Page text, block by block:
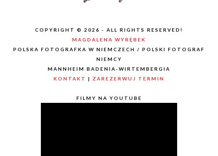
COPYRIGHT © 2026 - ALL RIGHTS RESERVED!
MAGDALENA WYRĘBEK
POLSKA FOTOGRAFKA W NIEMCZECH / POLSKI FOTOGRAF
NIEMCY
MANNHEIM BADENIA-WIRTEMBERGIA
KONTAKT | ZAREZERWUJ TERMIN
FILMY NA YOUTUBE